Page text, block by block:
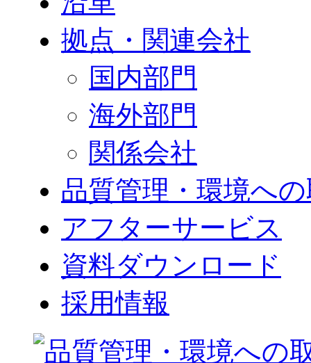
拠点・関連会社
国内部門
海外部門
関係会社
品質管理・環境へ
アフターサービス
資料ダウンロード
採用情報